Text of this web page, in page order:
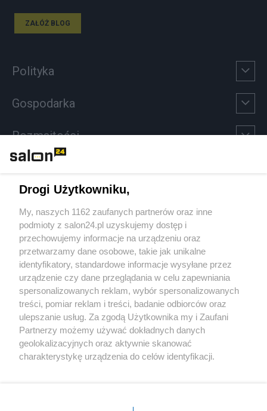
ZAŁÓŻ BLOG
Polityka
Gospodarka
Rozmaitości
Sport
Społeczeństwo
Kultura
X Facebook Instagram Youtube
Drogi Użytkowniku,
My, naszych 1162 zaufanych partnerów oraz inne
podmioty z salon24.pl uzyskujemy dostęp i
przechowujemy informacje na urządzeniu oraz
przetwarzamy dane osobowe, takie jak unikalne
identyfikatory, standardowe informacje wysyłane przez
urządzenie czy dane przeglądania w celu zapewniania
spersonalizowanych reklam, wybór spersonalizowanych
treści, pomiar reklam i treści, badanie odbiorców oraz
ulepszanie usług. Za zgodą Użytkownika my i Zaufani
Partnerzy możemy używać dokładnych danych
geolokalizacyjnych oraz aktywnie skanować
charakterystykę urządzenia do celów identyfikacji.
zmienić/wycofać klikając przycisk ustawień prywatności